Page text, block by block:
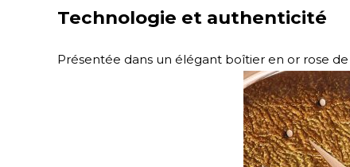
Technologie et authenticité
Présentée dans un élégant boîtier en or rose